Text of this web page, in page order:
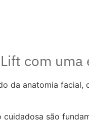
com
da anatomia
são